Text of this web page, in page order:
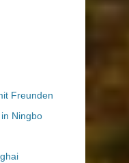
Freunden
Ningbo